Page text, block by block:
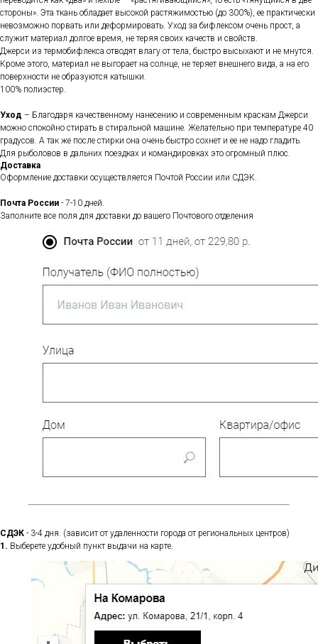
стороны». Эта ткань обладает высокой растяжимостью (до 300%), ее практически
невозможно порвать или деформировать. Уход за бифлексом очень прост, а
служит материал долгое время, не теряя своих качеств и свойств.
Джерси из термобифлекса отводят влагу от тела, быстро высыхают и не мнутся.
Кроме этого, материал не выгорает на солнце, не теряет внешнего вида, а на его
поверхности не образуются катышки.
100% полиэстер.
Уход – Благодаря качественному нанесению и современным краскам Джерси
можно спокойно стирать в стиральной машине. Желательно при температуре 40
градусов. А так же после стирки она очень быстро сохнет и ее не надо гладить.
Для рыболовов в дальних поездках и командировках это огромный плюс.
Доставка
Оформление доставки осуществляется Почтой России или СДЭК.
Почта России - 7-10 дней.
Заполните все поля для доставки до вашего Почтового отделения
СДЭК - 3-4 дня. (зависит от удаленности города от региональных центров)
1. Выберете удобный пункт выдачи на карте.